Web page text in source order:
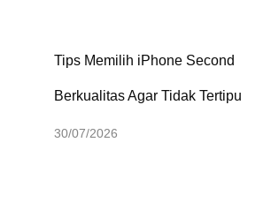
Tips Memilih iPhone Second
Berkualitas Agar Tidak Tertipu
30/07/2026